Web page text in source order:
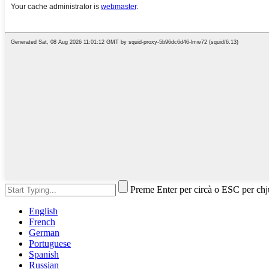
Preme Enter per circà o ESC per
English
French
German
Portuguese
Spanish
Russian